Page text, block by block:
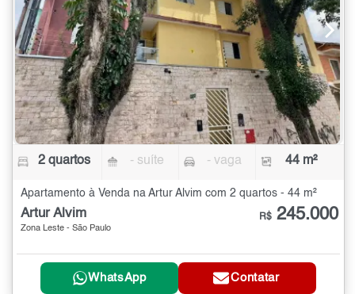
2 quartos - suíte - vaga 44 m²
Apartamento à Venda na Artur Alvim com 2 quartos - 44 m²
Artur Alvim
Zona Leste - São Paulo
R$ 245.000
WhatsApp Contatar